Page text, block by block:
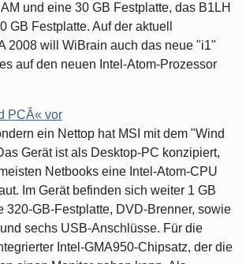
und eine 30 GB Festplatte, das B1LH
GB Festplatte. Auf der aktuell
2008 will WiBrain auch das neue "i1"
auf den neuen Intel-Atom-Prozessor
PCÂ« vor
ein Nettop hat MSI mit dem "Wind
Gerät ist als Desktop-PC konzipiert,
Netbooks eine Intel-Atom-CPU
Im Gerät befinden sich weiter 1 GB
320-GB-Festplatte, DVD-Brenner, sowie
sechs USB-Anschlüsse. Für die
Intel-GMA950-Chipsatz, der die